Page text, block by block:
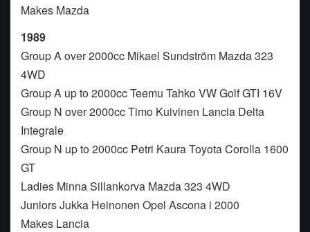
Makes Mazda
1989
Group A over 2000cc Mikael Sundström Mazda 323
4WD
Group A up to 2000cc Teemu Tahko VW Golf GTI 16V
Group N over 2000cc Timo Kuivinen Lancia Delta
Integrale
Group N up to 2000cc Petri Kaura Toyota Corolla 1600
GT
Ladies Minna Sillankorva Mazda 323 4WD
Juniors Jukka Heinonen Opel Ascona i 2000
Makes Lancia